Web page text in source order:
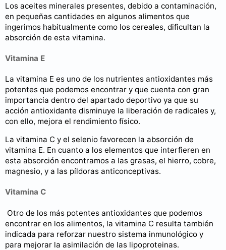
Los aceites minerales presentes, debido a contaminación,
en pequeñas cantidades en algunos alimentos que
ingerimos habitualmente como los cereales, dificultan la
absorción de esta vitamina.
Vitamina E
La vitamina E es uno de los nutrientes antioxidantes más
potentes que podemos encontrar y que cuenta con gran
importancia dentro del apartado deportivo ya que su
acción antioxidante disminuye la liberación de radicales y,
con ello, mejora el rendimiento físico.
La vitamina C y el selenio favorecen la absorción de
vitamina E. En cuanto a los elementos que interfieren en
esta absorción encontramos a las grasas, el hierro, cobre,
magnesio, y a las píldoras anticonceptivas.
Vitamina C
Otro de los más potentes antioxidantes que podemos
encontrar en los alimentos, la vitamina C resulta también
indicada para reforzar nuestro sistema inmunológico y
para mejorar la asimilación de las lipoproteinas.